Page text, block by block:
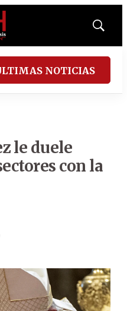
Mostrar
NOTICIAS
le duele
con la